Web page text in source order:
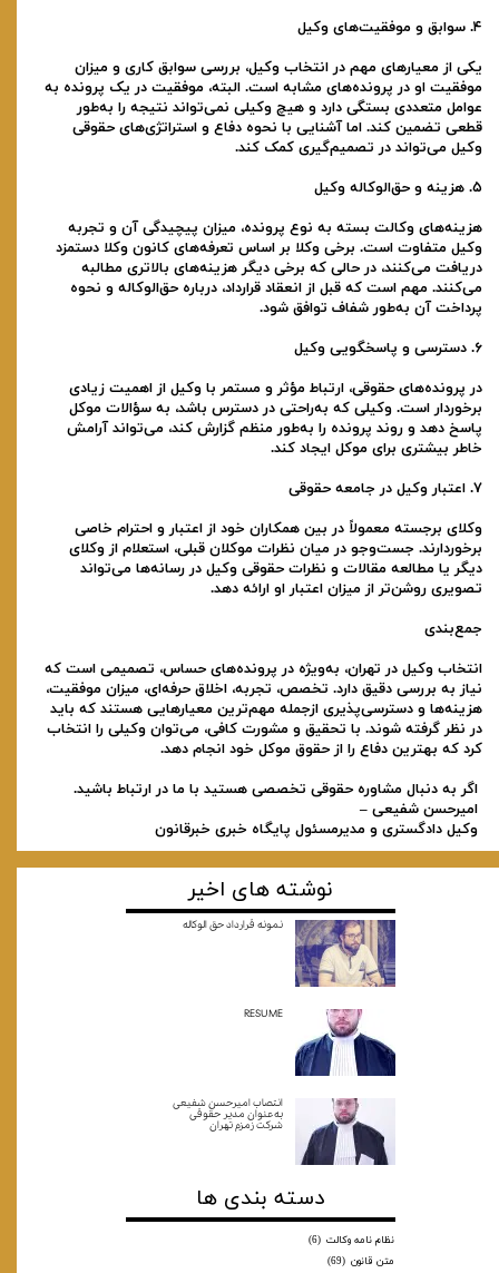
۴. سوابق و موفقیت‌های وکیل
یکی از معیارهای مهم در انتخاب وکیل، بررسی سوابق کاری و میزان
موفقیت او در پرونده‌های مشابه است. البته، موفقیت در یک پرونده به
عوامل متعددی بستگی دارد و هیچ وکیلی نمی‌تواند نتیجه را به‌طور
قطعی تضمین کند. اما آشنایی با نحوه دفاع و استراتژی‌های حقوقی
وکیل می‌تواند در تصمیم‌گیری کمک کند.
۵. هزینه و حق‌الوکاله وکیل
هزینه‌های وکالت بسته به نوع پرونده، میزان پیچیدگی آن و تجربه
وکیل متفاوت است. برخی وکلا بر اساس تعرفه‌های کانون وکلا دستمزد
دریافت می‌کنند، در حالی که برخی دیگر هزینه‌های بالاتری مطالبه
می‌کنند. مهم است که قبل از انعقاد قرارداد، درباره حق‌الوکاله و نحوه
پرداخت آن به‌طور شفاف توافق شود.
۶. دسترسی و پاسخگویی وکیل
در پرونده‌های حقوقی، ارتباط مؤثر و مستمر با وکیل از اهمیت زیادی
برخوردار است. وکیلی که به‌راحتی در دسترس باشد، به سؤالات موکل
پاسخ دهد و روند پرونده را به‌طور منظم گزارش کند، می‌تواند آرامش
خاطر بیشتری برای موکل ایجاد کند.
۷. اعتبار وکیل در جامعه حقوقی
وکلای برجسته معمولاً در بین همکاران خود از اعتبار و احترام خاصی
برخوردارند. جست‌وجو در میان نظرات موکلان قبلی، استعلام از وکلای
دیگر یا مطالعه مقالات و نظرات حقوقی وکیل در رسانه‌ها می‌تواند
تصویری روشن‌تر از میزان اعتبار او ارائه دهد.
جمع‌بندی
انتخاب وکیل در تهران، به‌ویژه در پرونده‌های حساس، تصمیمی است که
نیاز به بررسی دقیق دارد. تخصص، تجربه، اخلاق حرفه‌ای، میزان موفقیت،
هزینه‌ها و دسترسی‌پذیری ازجمله مهم‌ترین معیارهایی هستند که باید
در نظر گرفته شوند. با تحقیق و مشورت کافی، می‌توان وکیلی را انتخاب
کرد که بهترین دفاع را از حقوق موکل خود انجام دهد.
اگر به دنبال مشاوره حقوقی تخصصی هستید با ما در ارتباط باشید.
امیرحسن شفیعی –
وکیل دادگستری و مدیرمسئول پایگاه خبری خبرقانون
نوشته های اخیر
نمونه قرارداد حق الوکاله
RESUME
انتصاب امیرحسن شفیعی
به‌عنوان مدیر حقوقی
شرکت زمزم تهران
دسته بندی ها
نظام نامه وکالت (6)
متن قانون (69)